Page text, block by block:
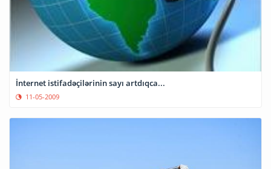
İnternet istifadəçilərinin sayı artdıqca...
11-05-2009